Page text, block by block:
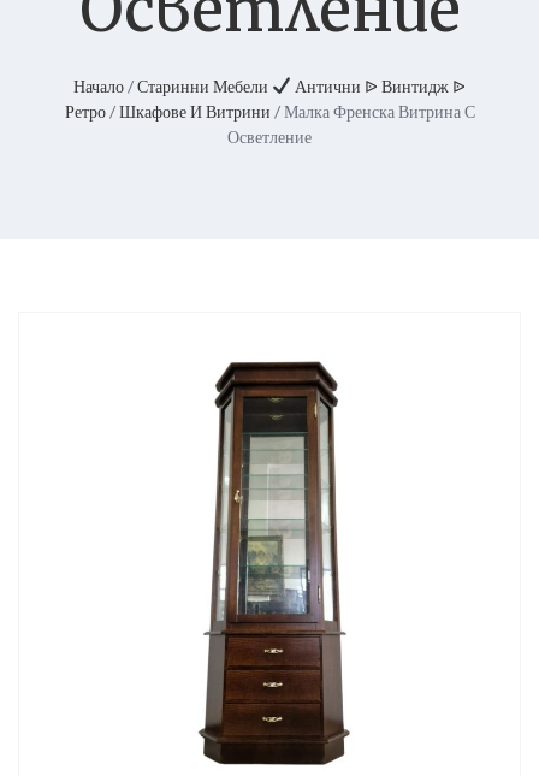
Начало/Старинни Мебели
Антични ᐉ Винтидж ᐉ
Ретро/Шкафове И Витрини / Малка Френска Витрина С
Осветление